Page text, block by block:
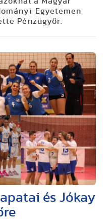
Egyetemen
Pénzügyőr.
és Jókay